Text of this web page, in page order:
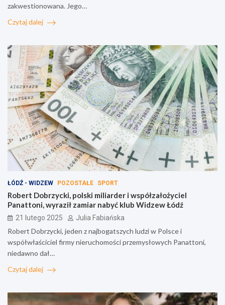
zakwestionowana. Jego…
Czytaj dalej
ŁÓDŹ - WIDZEW POZOSTAŁE SPORT
Robert Dobrzycki, polski miliarder i współzałożyciel
Panattoni, wyraził zamiar nabyć klub Widzew Łódź
21 lutego 2025 Julia Fabiańska
Robert Dobrzycki, jeden z najbogatszych ludzi w Polsce i
współwłaściciel firmy nieruchomości przemysłowych Panattoni,
niedawno dał…
Czytaj dalej